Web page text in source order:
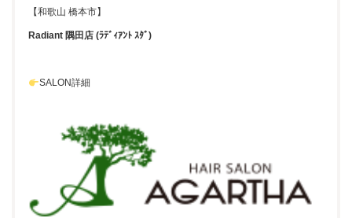
【和歌山 橋本市】
Radiant 隅田店 (ﾗﾃﾞｨｱﾝﾄ ｽﾀﾞ)
SALON詳細